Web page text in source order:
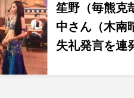
笙野（毎熊克
中さん（木南
失礼発言を